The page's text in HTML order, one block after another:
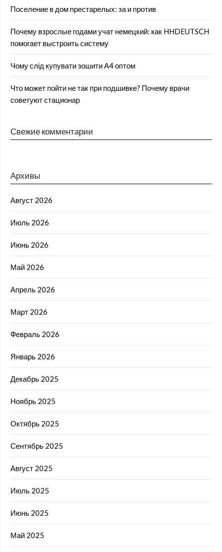
Поселение в дом престарелых: за и против
Почему взрослые годами учат немецкий: как HHDEUTSCH
помогает выстроить систему
Чому слід купувати зошити А4 оптом
Что может пойти не так при подшивке? Почему врачи
советуют стационар
Свежие комментарии
Архивы
Август 2026
Июль 2026
Июнь 2026
Май 2026
Апрель 2026
Март 2026
Февраль 2026
Январь 2026
Декабрь 2025
Ноябрь 2025
Октябрь 2025
Сентябрь 2025
Август 2025
Июль 2025
Июнь 2025
Май 2025